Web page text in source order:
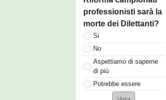
professionisti sarà la
morte dei Dilettanti?
Si
No
Aspettiamo di saperne
di più
Potrebbe essere